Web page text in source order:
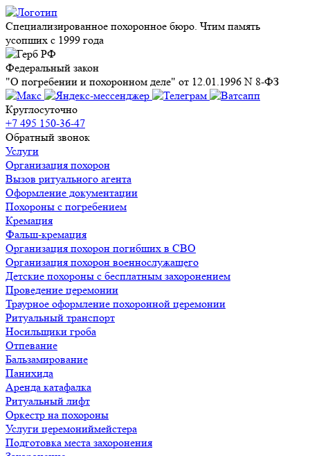
Специализированное похоронное бюро. Чтим память
усопших с 1999 года
Федеральный закон
"О погребении и похоронном деле" от 12.01.1996 N 8-ФЗ
Круглосуточно
+7 495 150-36-47
Обратный звонок
Услуги
Организация похорон
Вызов ритуального агента
Оформление документации
Похороны с погребением
Кремация
Фальш-кремация
Организация похорон погибших в СВО
Организация похорон военнослужащего
Детские похороны с бесплатным захоронением
Проведение церемонии
Траурное оформление похоронной церемонии
Ритуальный транспорт
Носильщики гроба
Отпевание
Бальзамирование
Панихида
Аренда катафалка
Ритуальный лифт
Оркестр на похороны
Услуги церемониймейстера
Подготовка места захоронения